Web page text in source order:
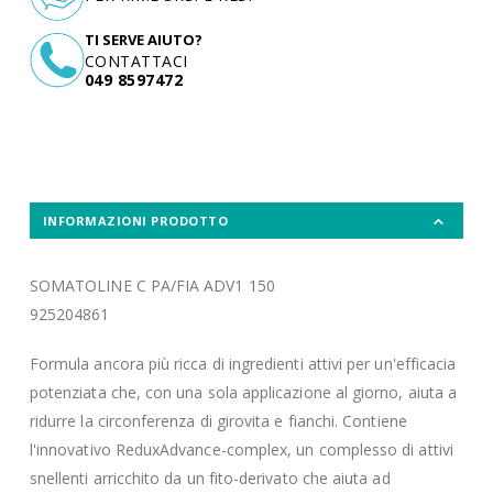
TI SERVE AIUTO?
CONTATTACI
049 8597472
INFORMAZIONI PRODOTTO
SOMATOLINE C PA/FIA ADV1 150
925204861
Formula ancora più ricca di ingredienti attivi per un'efficacia
potenziata che, con una sola applicazione al giorno, aiuta a
ridurre la circonferenza di girovita e fianchi. Contiene
l'innovativo ReduxAdvance-complex, un complesso di attivi
snellenti arricchito da un fito-derivato che aiuta ad